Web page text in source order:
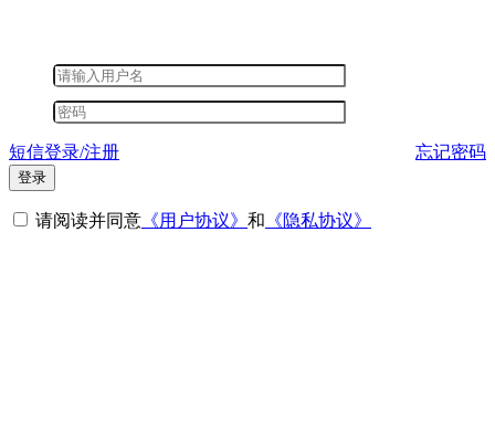
短信登录/注册 忘记密码
登录
请阅读并同意 《用户协议》 和 《隐私协议》